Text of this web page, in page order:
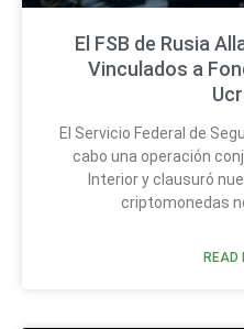
El FSB de Rusia
Vinculados a
El Servicio Federal de
cabo una operación
Interior y clausuró
criptomonedas
READ